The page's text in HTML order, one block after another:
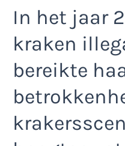
In het jaar
kraken
bereikte